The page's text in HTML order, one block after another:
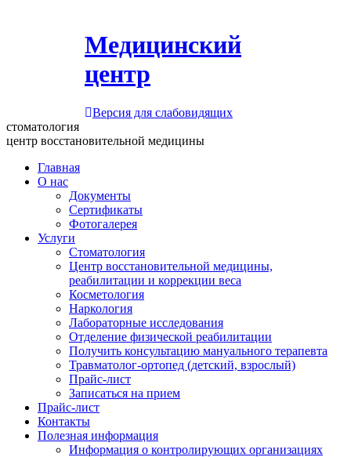
Медицинский
центр
Версия для слабовидящих
стоматология
центр восстановительной медицины
Главная
О нас
Документы
Сертификаты
Фотогалерея
Услуги
Стоматология
Центр восстановительной медицины,
реабилитации и коррекции веса
Косметология
Наркология
Лабораторные исследования
Отделение физической реабилитации
Получить консультацию мануального терапевта
Травматолог-ортопед (детский, взрослый)
Прайс-лист
Записаться на прием
Прайс-лист
Контакты
Полезная информация
Информация о контролирующих организациях